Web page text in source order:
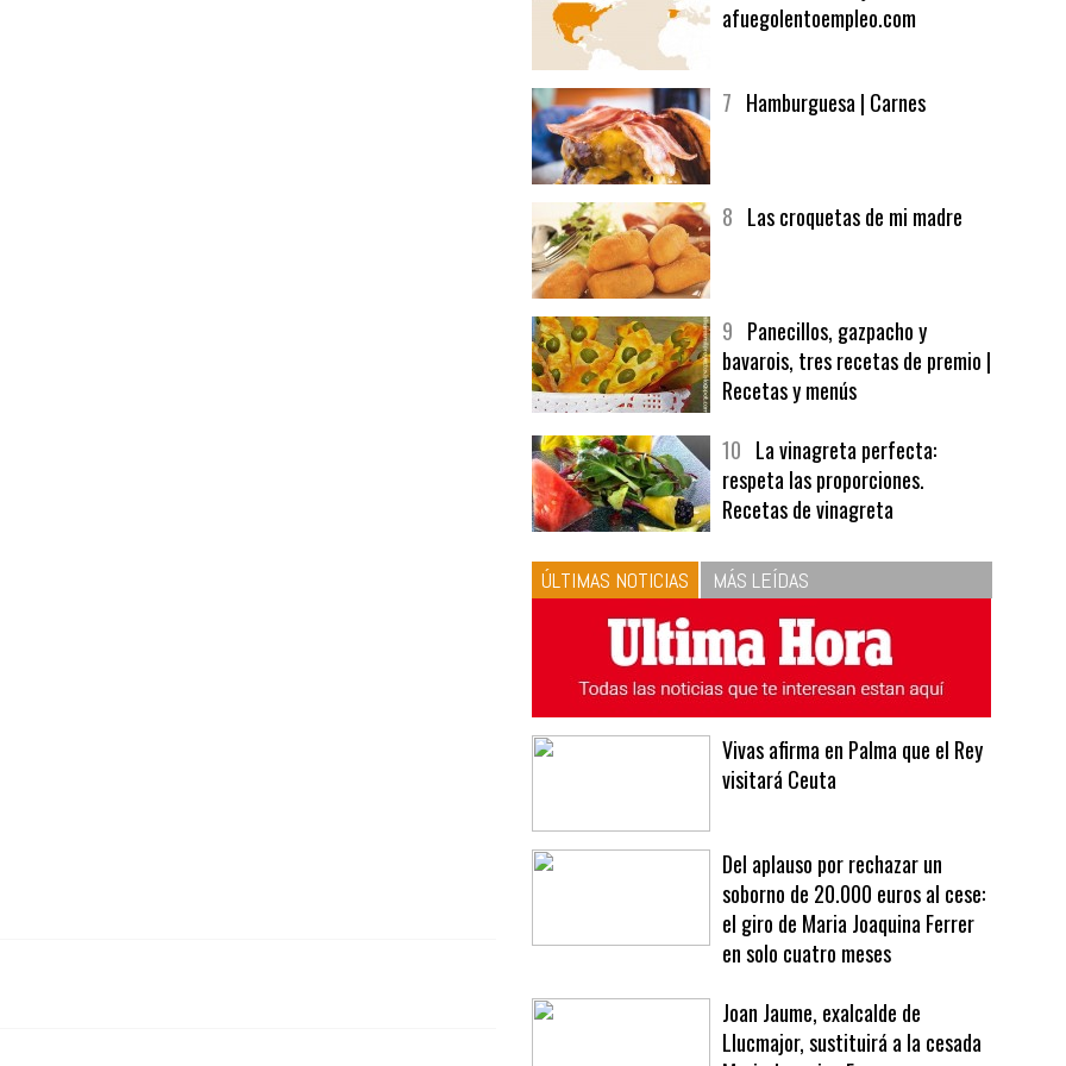
afuegolentoempleo.com
bavarois, tres recetas de premio |
Recetas y menús
respeta las proporciones.
Recetas de vinagreta
ÚLTIMAS NOTICIAS MÁS LEÍDAS
visitará Ceuta
Del aplauso por rechazar un
el giro de Maria Joaquina Ferrer
en solo cuatro meses